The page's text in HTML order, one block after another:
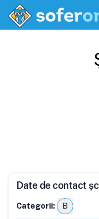
Date de contact
Categorii: B